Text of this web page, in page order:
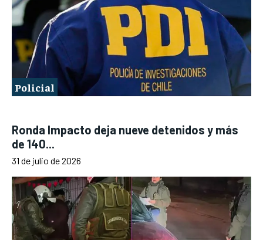
Policial
Ronda Impacto deja nueve detenidos y más
de 140...
31 de julio de 2026